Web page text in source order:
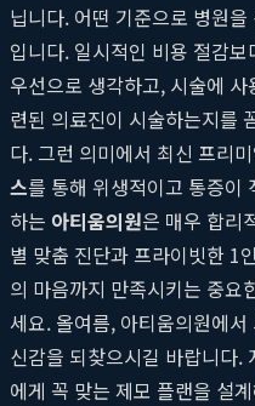
닙니다. 어떤 기준으로 병원
입니다. 일시적인 비용 절감
우선으로 생각하고, 시술에
련된 의료진이 시술하는지를
다. 그런 의미에서 최신 프리
스를 통해 위생적이고 통증이
하는 아티움의원은 매우 합리
별 맞춤 진단과 프라이빗한 1
의 마음까지 만족시키는 중요
세요. 올여름, 아티움의원에
신감을 되찾으시길 바랍니다.
에게 꼭 맞는 제모 플랜을 설